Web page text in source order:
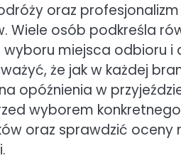
oraz
Wiele osób podkreśla
miejsca odbioru i
że jak w każdej
opóźnienia w
wyborem
oraz sprawdzić